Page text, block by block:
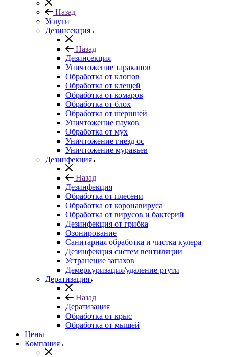
Назад
Услуги
Дезинсекция
Назад
Дезинсекция
Уничтожение тараканов
Обработка от клопов
Обработка от клещей
Обработка от комаров
Обработка от блох
Обработка от шершней
Уничтожение пауков
Обработка от мух
Уничтожение гнезд ос
Уничтожение муравьев
Дезинфекция
Назад
Дезинфекция
Обработка от плесени
Обработка от коронавируса
Обработка от вирусов и бактерий
Дезинфекция от грибка
Озонирование
Санитарная обработка и чистка кулера
Дезинфекция систем вентиляции
Устранение запахов
Демеркуризация/удаление ртути
Дератизация
Назад
Дератизация
Обработка от крыс
Обработка от мышей
Цены
Компания